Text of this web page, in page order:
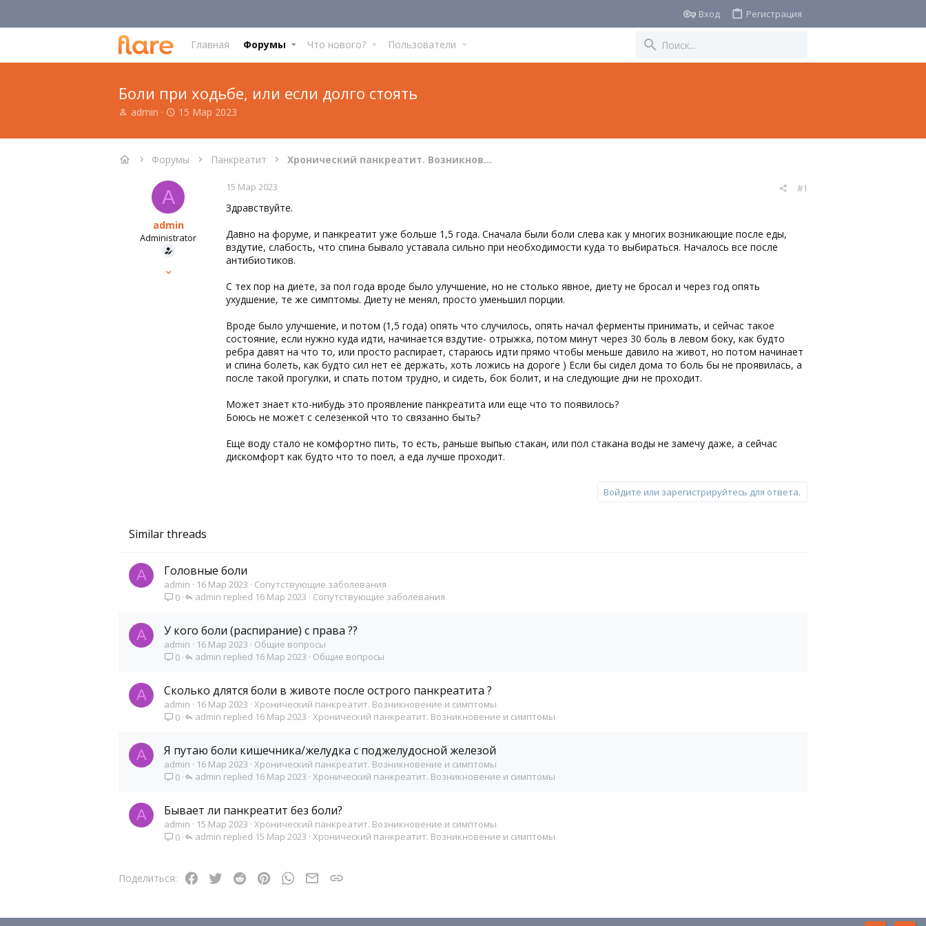
Вход Регистрация
Главная Форумы Что нового? Пользователи
Боли при ходьбе, или если долго стоять
А
т
admin
Д
т
н
ч
а
а
15 Мар 2023
Форумы Панкреатит Хронический панкреатит. Возникновение и симптомы
A
admin
Administrator
15 Мар 2023 #1
Здравствуйте.
Давно на форуме, и панкреатит уже больше 1,5 года. Сначала были боли слева как у многих возникающие после еды,
вздутие, слабость, что спина бывало уставала сильно при необходимости куда то выбираться. Началось все после
антибиотиков.
С тех пор на диете, за пол года вроде было улучшение, но не столько явное, диету не бросал и через год опять
ухудшение, те же симптомы. Диету не менял, просто уменьшил порции.
Вроде было улучшение, и потом (1,5 года) опять что случилось, опять начал ферменты принимать, и сейчас такое
состояние, если нужно куда идти, начинается вздутие- отрыжка, потом минут через 30 боль в левом боку, как будто
ребра давят на что то, или просто распирает, стараюсь идти прямо чтобы меньше давило на живот, но потом начинает
и спина болеть, как будто сил нет её держать, хоть ложись на дороге ) Если бы сидел дома то боль бы не проявилась, а
после такой прогулки, и спать потом трудно, и сидеть, бок болит, и на следующие дни не проходит.
Может знает кто-нибудь это проявление панкреатита или еще что то появилось?
Боюсь не может с селезенкой что то связанно быть?
Еще воду стало не комфортно пить, то есть, раньше выпью стакан, или пол стакана воды не замечу даже, а сейчас
дискомфорт как будто что то поел, а еда лучше проходит.
Войдите или зарегистрируйтесь для ответа.
Similar threads
A Головные боли
admin 16 Мар 2023
Сопутствующие заболевания
0
Сопутствующие заболевания
16 Мар 2023
admin
A У кого боли (распирание) с права ??
admin 16 Мар 2023
Общие вопросы
0
Общие вопросы
16 Мар 2023
admin
A Сколько длятся боли в животе после острого панкреатита ?
admin 16 Мар 2023 Хронический панкреатит. Возникновение и симптомы
0
Хронический панкреатит. Возникновение и симптомы
16 Мар 2023
admin
A Я путаю боли кишечника/желудка с поджелудосной железой
admin 16 Мар 2023 Хронический панкреатит. Возникновение и симптомы
0
Хронический панкреатит. Возникновение и симптомы
16 Мар 2023
admin
A Бывает ли панкреатит без боли?
admin 15 Мар 2023 Хронический панкреатит. Возникновение и симптомы
0
Хронический панкреатит. Возникновение и симптомы
15 Мар 2023
admin
Поделиться: Facebook
Twitter Reddit PinterestWhatsAppЭлектронная почта
Ссылка